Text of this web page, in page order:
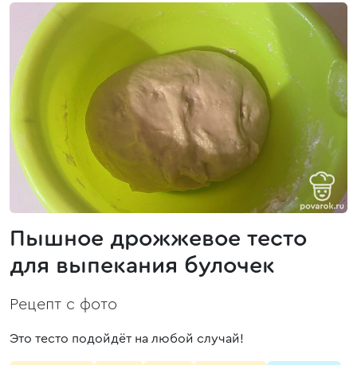
Пышное дрожжевое тесто
для выпекания булочек
Рецепт с фото
Это тесто подойдёт на любой случай!